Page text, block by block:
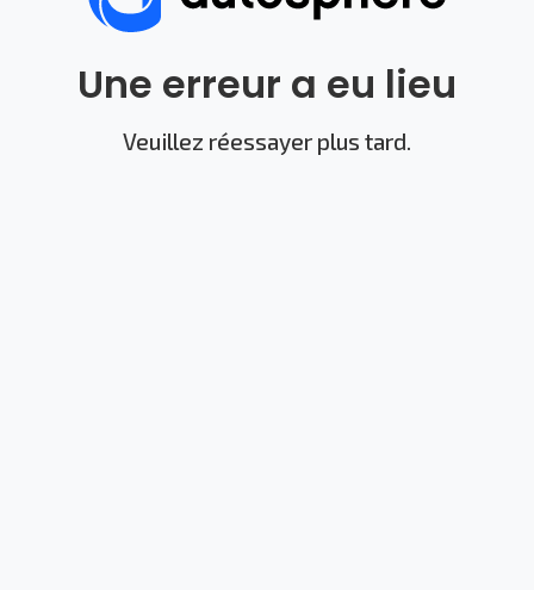
Une erreur a eu lieu
Veuillez réessayer plus tard.